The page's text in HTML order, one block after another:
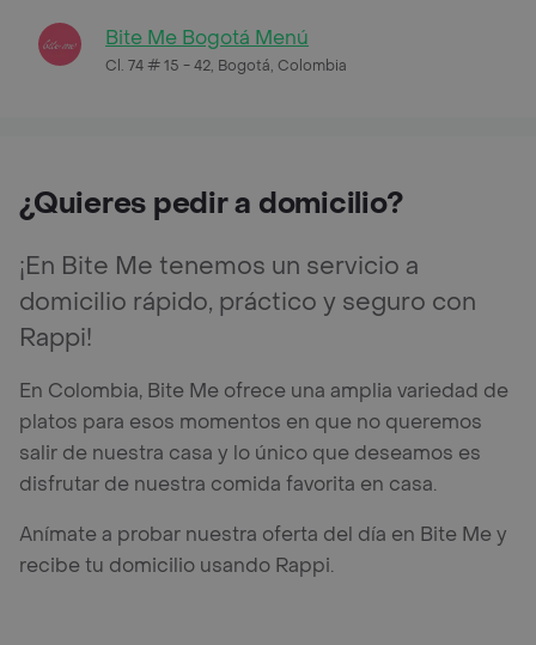
Bite Me Bogotá Menú
Cl. 74 # 15 - 42, Bogotá, Colombia
¿Quieres pedir a domicilio?
¡En Bite Me tenemos un servicio a
domicilio rápido, práctico y seguro con
Rappi!
En Colombia, Bite Me ofrece una amplia variedad de
platos para esos momentos en que no queremos
salir de nuestra casa y lo único que deseamos es
disfrutar de nuestra comida favorita en casa.
Anímate a probar nuestra oferta del día en Bite Me y
recibe tu domicilio usando Rappi.